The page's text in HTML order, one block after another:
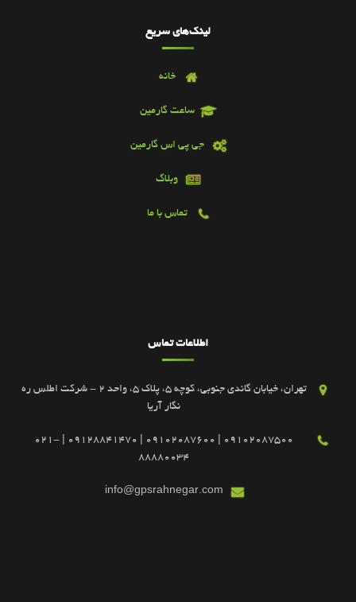
لینک‌های سریع
خانه
ساعت گارمین
جی پی اس گارمین
وبلاگ
تماس با ما
اطلاعات تماس
تهران، خیابان گاندی جنوبی، کوچه 5، پلاک 5، واحد 2 - شرکت اطلس ره
نگار آریا
09102087500 | 09102087600 | 09128841470 | 021-
88880034
info@gpsrahnegar.com